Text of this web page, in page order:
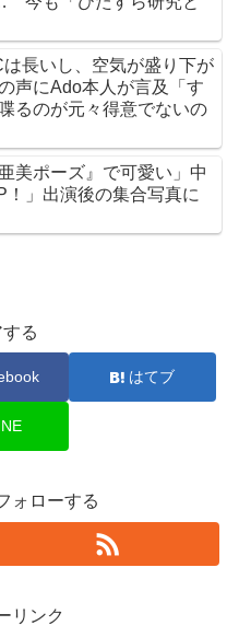
は長いし、空気が盛り下が
声にAdo本人が言及「す
るのが元々得意でないの
美ポーズ』で可愛い」中
！」出演後の集合写真に
る
はてブ
ォローする
リンク